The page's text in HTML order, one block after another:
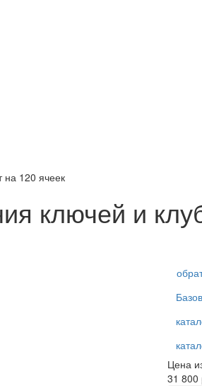
на 120 ячеек
ключей и
Цена
31 800